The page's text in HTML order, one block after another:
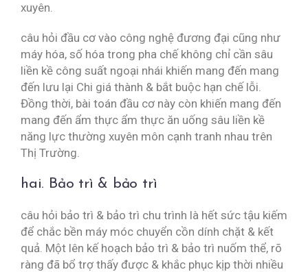
xuyên.
câu hỏi đầu cơ vào công nghệ đương đại cũng như
máy hóa, số hóa trong pha chế không chỉ cần sâu
liền kề công suất ngoại nhái khiến mang đến mang
đến lưu lại Chi giá thành & bắt buộc hạn chế lỗi.
Đồng thời, bài toán đầu cơ này còn khiến mang đến
mang đến ẩm thực ẩm thực ăn uống sâu liền kề
năng lực thường xuyên môn cạnh tranh nhau trên
Thị Trường.
hai. Bảo trì & bảo trì
câu hỏi bảo trì & bảo trì chu trình là hết sức tậu kiếm
để chắc bền máy móc chuyển cồn dính chặt & kết
quả. Một lên kế hoạch bảo trì & bảo trì nuốm thể, rõ
ràng đã bổ trợ thấy được & khắc phục kịp thời nhiều